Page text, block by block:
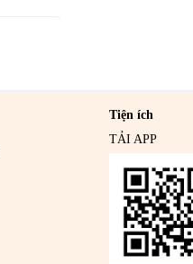
Tiện ích
TẢI APP